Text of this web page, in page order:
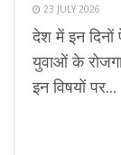
23 JULY 2026
देश में इन दिनों
युवाओं के
इन विषयों पर...